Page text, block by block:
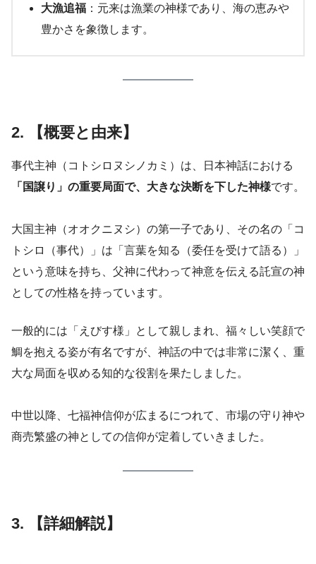
大漁追福 ：元来は漁業の神様であり、海の恵みや
豊かさを象徴します。
2. 【概要と由来】
事代主神（コトシロヌシノカミ）は、日本神話における
「国譲り」の重要局面で、大きな決断を下した神様です。
大国主神（オオクニヌシ）の第一子であり、その名の「コ
トシロ（事代）」は「言葉を知る（委任を受けて語る）」
という意味を持ち、父神に代わって神意を伝える託宣の神
としての性格を持っています。
一般的には「えびす様」として親しまれ、福々しい笑顔で
鯛を抱える姿が有名ですが、神話の中では非常に潔く、重
大な局面を収める知的な役割を果たしました。
中世以降、七福神信仰が広まるにつれて、市場の守り神や
商売繁盛の神としての信仰が定着していきました。
3. 【詳細解説】